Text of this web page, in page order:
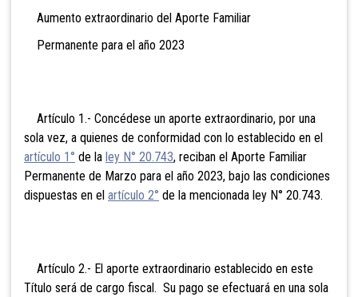
Aumento extraordinario del Aporte Familiar
Permanente para el año 2023
Artículo 1.- Concédese un aporte extraordinario, por una
sola vez, a quienes de conformidad con lo establecido en el
artículo 1° de la ley N° 20.743, reciban el Aporte Familiar
Permanente de Marzo para el año 2023, bajo las condiciones
dispuestas en el artículo 2° de la mencionada ley N° 20.743.
Artículo 2.- El aporte extraordinario establecido en este
Título será de cargo fiscal. Su pago se efectuará en una sola